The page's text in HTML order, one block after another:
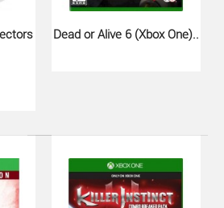
6 (Xbox Series X..
1080 грн.
Dead or Alive 6 (Xbox One)..